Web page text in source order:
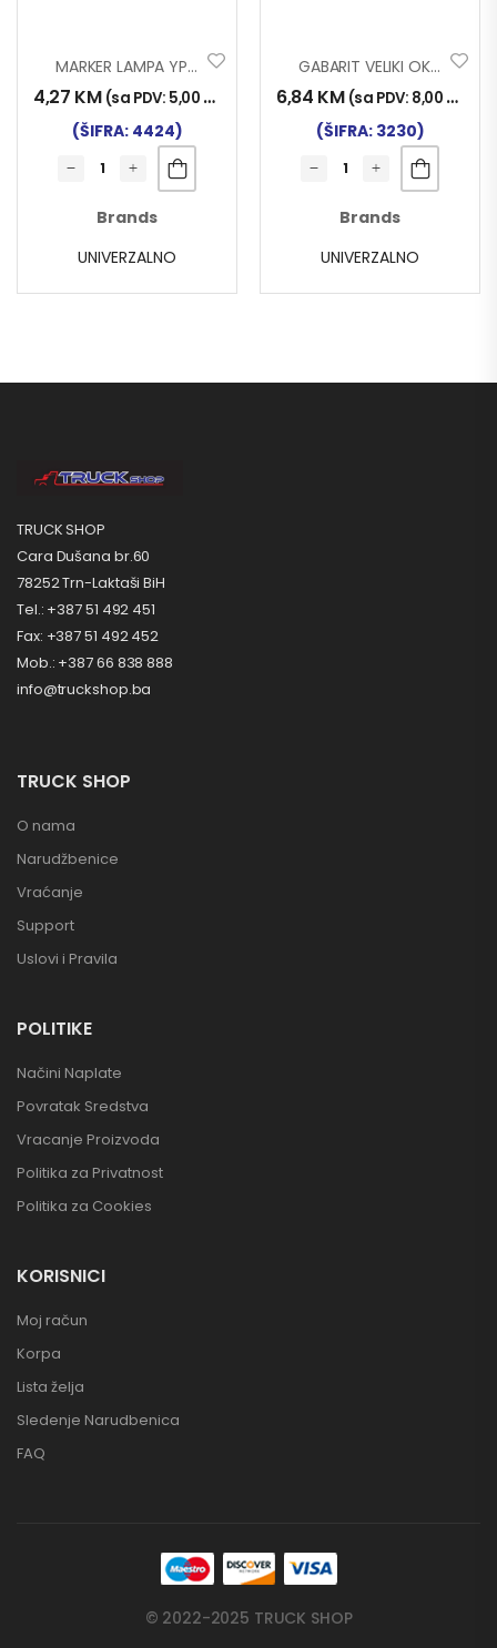
MARKER LAMPA YP-136 LED BIJ.
4,27 KM (sa PDV: 5,00 KM
(ŠIFRA: 4424)
Brands
UNIVERZALNO
GABARIT VELIKI OK. LED NT
6,84 KM (sa PDV: 8,00 KM
(ŠIFRA: 3230)
Brands
UNIVERZALNO
TRUCK SHOP
Cara Dušana br.60
78252 Trn-Laktaši BiH
Tel.: +387 51 492 451
Fax: +387 51 492 452
Mob.: +387 66 838 888
info@truckshop.ba
TRUCK SHOP
O nama
Narudžbenice
Vraćanje
Support
Uslovi i Pravila
POLITIKE
Načini Naplate
Povratak Sredstva
Vracanje Proizvoda
Politika za Privatnost
Politika za Cookies
KORISNICI
Moj račun
Korpa
Lista želja
Sledenje Narudbenica
FAQ
© 2022-2025 TRUCK SHOP